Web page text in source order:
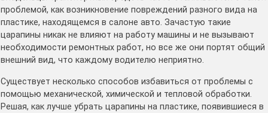
проблемой, как возникновение повреждений разного вида на
пластике, находящемся в салоне авто. Зачастую такие
царапины никак не влияют на работу машины и не вызывают
необходимости ремонтных работ, но все же они портят общий
внешний вид, что каждому водителю неприятно.
Существует несколько способов избавиться от проблемы с
помощью механической, химической и тепловой обработки.
Решая, как лучше убрать царапины на пластике, появившиеся в